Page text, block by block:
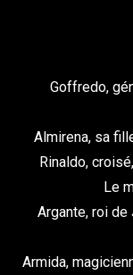
Goffredo,
Almirena, sa
Rinaldo,
Le
Argante, roi de
Armida,